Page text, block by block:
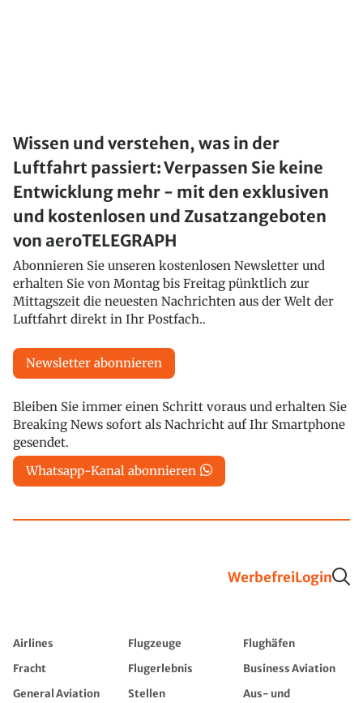
Wissen und verstehen, was in der
Luftfahrt passiert: Verpassen Sie keine
Entwicklung mehr - mit den exklusiven
und kostenlosen und Zusatzangeboten
von aeroTELEGRAPH
Abonnieren Sie unseren kostenlosen Newsletter und
erhalten Sie von Montag bis Freitag pünktlich zur
Mittagszeit die neuesten Nachrichten aus der Welt der
Luftfahrt direkt in Ihr Postfach..
Newsletter abonnieren
Bleiben Sie immer einen Schritt voraus und erhalten Sie
Breaking News sofort als Nachricht auf Ihr Smartphone
gesendet.
Whatsapp-Kanal abonnieren
WerbefreiLogin
Airlines Flugzeuge
Flughäfen
Fracht
Flugerlebnis
Business Aviation
General Aviation
Stellen
Aus- und